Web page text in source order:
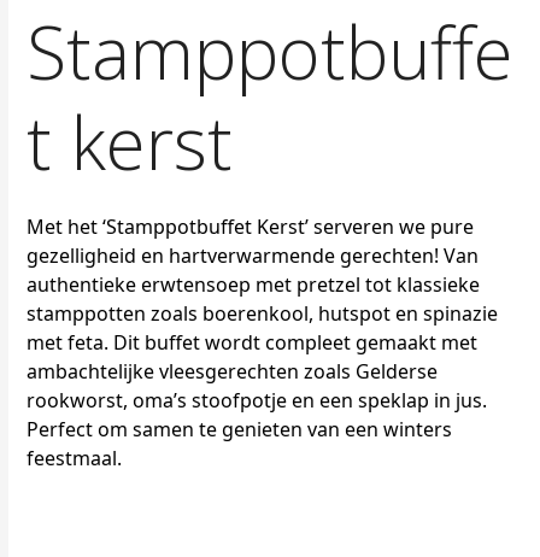
Stamppotbuffe
t kerst
Met het ‘Stamppotbuffet Kerst’ serveren we pure
gezelligheid en hartverwarmende gerechten! Van
authentieke erwtensoep met pretzel tot klassieke
stamppotten zoals boerenkool, hutspot en spinazie
met feta. Dit buffet wordt compleet gemaakt met
ambachtelijke vleesgerechten zoals Gelderse
rookworst, oma’s stoofpotje en een speklap in jus.
Perfect om samen te genieten van een winters
feestmaal.